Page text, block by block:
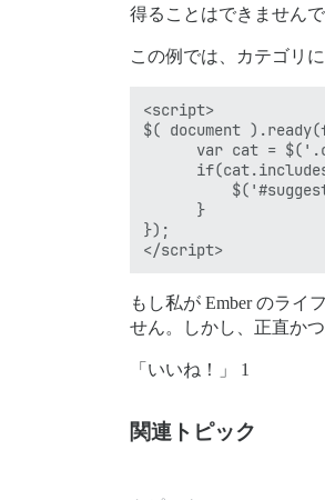
得ることはできませんで
この例では、カテゴリ
<script>
$( document
var cat =
      }
});
もし私が Ember のライ
せん。しかし、正直か
「いいね！」 1
関連トピック